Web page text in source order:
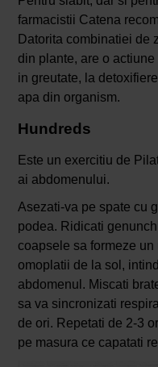
farmacistii Catena
Datorita combinatiei de
din plante, are o
in greutate, la
apa din organism.
Hundreds
Este un exercitiu de
ai abdomenului.
Asezati-va pe spate cu
podea. Ridicati
coapsele sa formeze
omoplatii de la sol,
abdomenul. Miscati
sa va sincronizati
de ori. Repetati de 2-3
pe masura ce capatati